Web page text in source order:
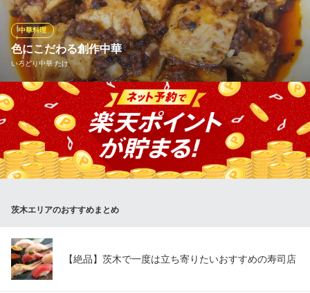
ぎょうざの満洲 阪急茨木東口店
餃子・中華料理
阪急京都線茨木市駅 徒歩2分
大阪府茨木市双葉町6-11 リアン・ル・レーブ
色にこだわる創作中華
いろどり中華 たけ
中華料理
豆乳ときのこで作り、柚子胡椒をお好みで入れられる≪白マーボ
ー豆腐≫。 ご飯との相性◎のベーシックな麻婆豆腐、三種類の
醤と三種の油が入っている≪黒マーボー豆腐≫。旨味が深く辛党
にはたまらない≪赤マーボー豆腐≫。中華風のマイルドなカレー
味の≪黄マーボー豆腐≫。どれも他では味わえない、クセになる
味です
いろどり中華 たけ
ＪＲ京都線茨木駅 徒歩3分
大阪府茨木市西駅前町4-35 三和土地ビル2F
茨木エリアのおすすめまとめ
【絶品】茨木で一度は立ち寄りたいおすすめの寿司店